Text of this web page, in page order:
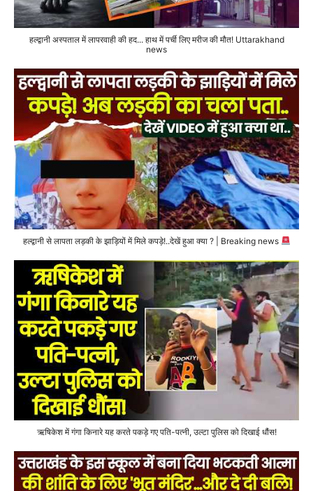
हल्द्वानी अस्पताल में लापरवाही की हद... हाथ में पर्ची लिए मरीज की मौत! Uttarakhand
news
हल्द्वानी से लापता लड़की के झाड़ियों में मिले कपड़े!..देखें हुआ क्या ? | Breaking news
ऋषिकेश में गंगा किनारे यह करते पकड़े गए पति-पत्नी, उल्टा पुलिस को दिखाई धौंस!